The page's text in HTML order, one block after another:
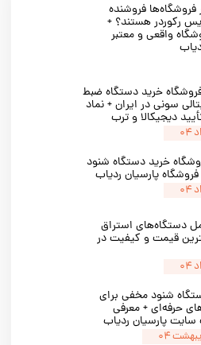
فروشگاه‌ها فروشنده
رکوردر هستند؟ +
واقعی و معتبر
خرید دستگاه ضبط
سونی در ایران + نماد
دیجیکالا و ترب
خرید دستگاه شنود
پارسیان ردیاب
دستگاه‌های استراق
قیمت و کیفیت در
شنود مخفی برای
حرفه‌ای + معرفی
پارسیان ردیاب